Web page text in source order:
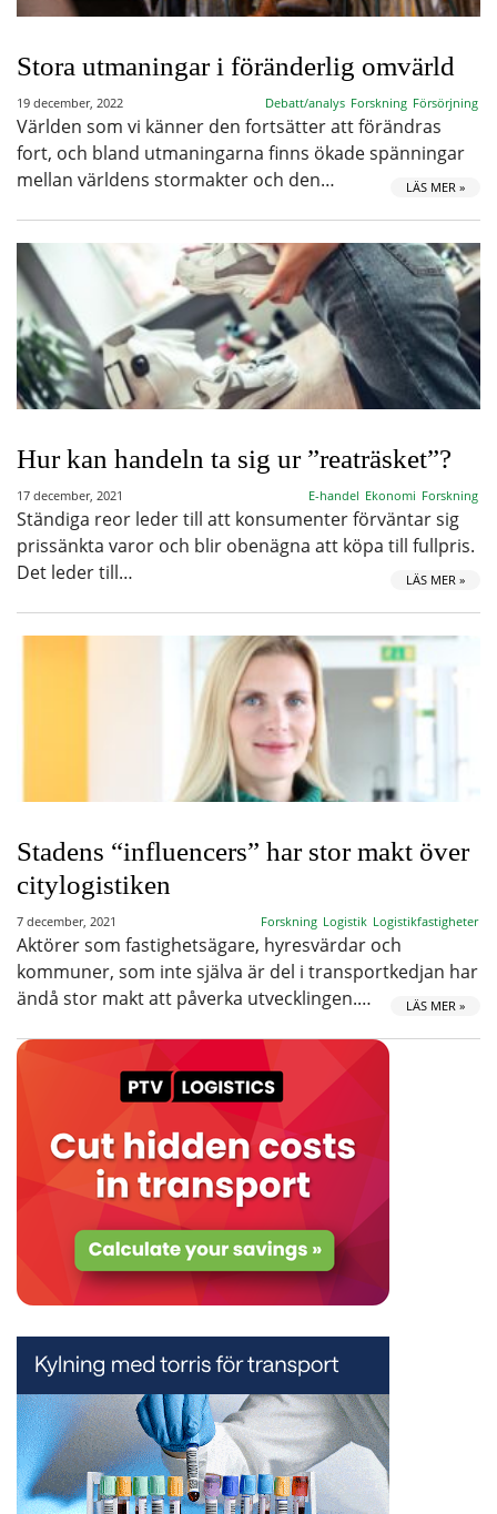
Stora utmaningar i föränderlig omvärld
19 december, 2022 Debatt/analys Forskning Försörjning
Världen som vi känner den fortsätter att förändras
fort, och bland utmaningarna finns ökade spänningar
mellan världens stormakter och den…
LÄS MER »
Hur kan handeln ta sig ur ”reaträsket”?
17 december, 2021 E-handel Ekonomi Forskning
Ständiga reor leder till att konsumenter förväntar sig
prissänkta varor och blir obenägna att köpa till fullpris.
Det leder till…
LÄS MER »
Stadens “influencers” har stor makt över
citylogistiken
7 december, 2021 Forskning Logistik Logistikfastigheter
Aktörer som fastighetsägare, hyresvärdar och
kommuner, som inte själva är del i transportkedjan har
ändå stor makt att påverka utvecklingen.…
LÄS MER »